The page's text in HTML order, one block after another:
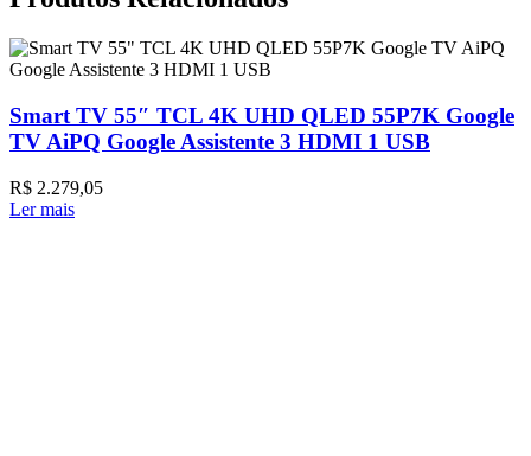
Smart TV 55″ TCL 4K UHD QLED 55P7K Google
TV AiPQ Google Assistente 3 HDMI 1 USB
R$ 2.279,05
Ler mais